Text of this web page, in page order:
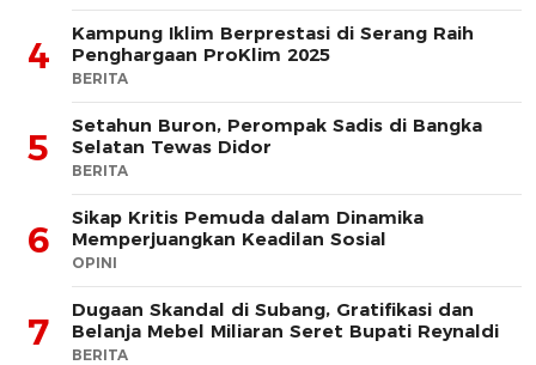
4
Kampung Iklim Berprestasi di Serang Raih
Penghargaan ProKlim 2025
BERITA
5
Setahun Buron, Perompak Sadis di Bangka
Selatan Tewas Didor
BERITA
6
Sikap Kritis Pemuda dalam Dinamika
Memperjuangkan Keadilan Sosial
OPINI
7
Dugaan Skandal di Subang, Gratifikasi dan
Belanja Mebel Miliaran Seret Bupati Reynaldi
BERITA